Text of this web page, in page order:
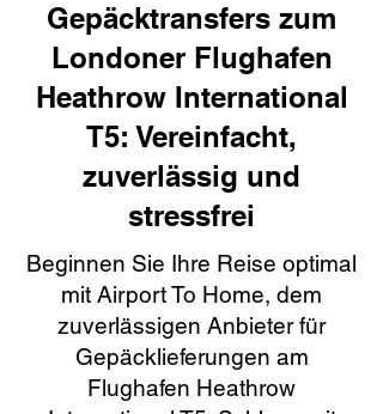
Gepäcktransfers zum
Londoner Flughafen
Heathrow International
T5: Vereinfacht,
zuverlässig und
stressfrei
Beginnen Sie Ihre Reise optimal
mit Airport To Home, dem
zuverlässigen Anbieter für
Gepäcklieferungen am
Flughafen Heathrow